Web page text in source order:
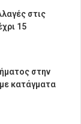
στις
15
στην
κατάγματα